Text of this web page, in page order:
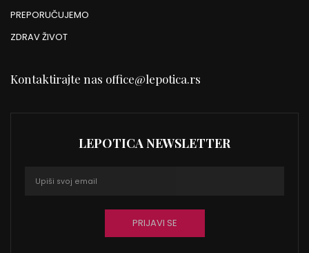
PREPORUČUJEMO
ZDRAV ŽIVOT
Kontaktirajte nas office@lepotica.rs
LEPOTICA NEWSLETTER